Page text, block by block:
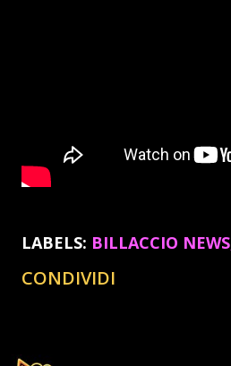
LABELS: BILLACCIO NEWS
CONDIVIDI